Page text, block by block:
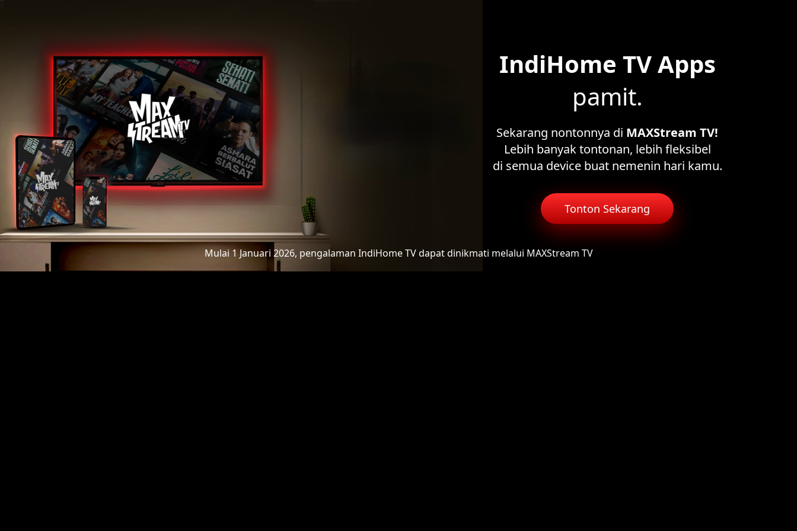
IndiHome TV Apps
pamit.
Sekarang nontonnya di MAXStream TV!
Lebih banyak tontonan, lebih fleksibel
di semua device buat nemenin hari kamu.
Tonton Sekarang
Mulai 1 Januari 2026, pengalaman IndiHome TVdapat dinikmati melalui MAXStream TV